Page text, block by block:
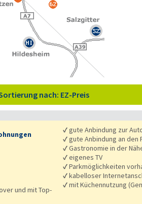
nach: EZ-Preis
und mit Top-
✓gute Anbindung zur
✓gute Anbindung an
✓Gastronomie in der
✓eigenes TV
✓Parkmöglichkeiten
✓kabelloser
✓mit Küchennutzung